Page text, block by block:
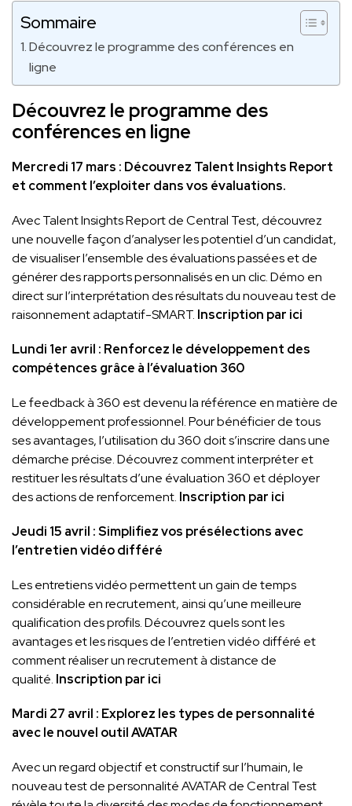
Sommaire
Découvrez le programme des conférences en
ligne
Découvrez le programme des
conférences en ligne
Mercredi 17 mars : Découvrez Talent Insights Report
et comment l’exploiter dans vos évaluations.
Avec Talent Insights Report de Central Test, découvrez
une nouvelle façon d’analyser les potentiel d’un candidat,
de visualiser l’ensemble des évaluations passées et de
générer des rapports personnalisés en un clic. Démo en
direct sur l’interprétation des résultats du nouveau test de
raisonnement adaptatif-SMART. Inscription par ici
Lundi 1er avril : Renforcez le développement des
compétences grâce à l’évaluation 360
Le feedback à 360 est devenu la référence en matière de
développement professionnel. Pour bénéficier de tous
ses avantages, l’utilisation du 360 doit s’inscrire dans une
démarche précise. Découvrez comment interpréter et
restituer les résultats d’une évaluation 360 et déployer
des actions de renforcement. Inscription par ici
Jeudi 15 avril : Simplifiez vos présélections avec
l’entretien vidéo différé
Les entretiens vidéo permettent un gain de temps
considérable en recrutement, ainsi qu’une meilleure
qualification des profils. Découvrez quels sont les
avantages et les risques de l’entretien vidéo différé et
comment réaliser un recrutement à distance de
qualité. Inscription par ici
Mardi 27 avril : Explorez les types de personnalité
avec le nouvel outil AVATAR
Avec un regard objectif et constructif sur l’humain, le
nouveau test de personnalité AVATAR de Central Test